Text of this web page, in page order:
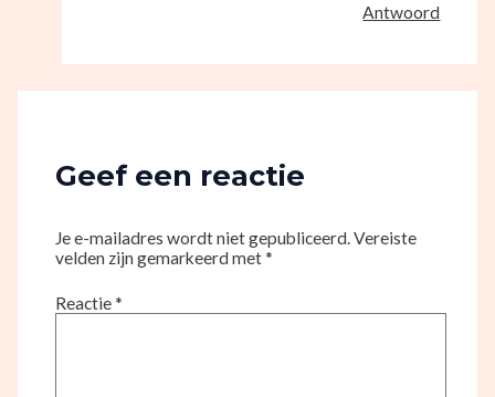
Antwoord
Geef een reactie
Je e-mailadres wordt niet gepubliceerd.Vereiste
velden zijn gemarkeerd met *
Reactie *